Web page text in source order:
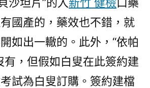
國產的，藥效也不錯，就
如出一轍的。此外，“依帕
有，但假如白叟在此簽約建
試為白叟訂購。簽約建檔